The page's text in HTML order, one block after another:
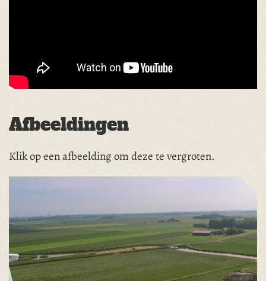
Afbeeldingen
Klik op een afbeelding om deze te vergroten.